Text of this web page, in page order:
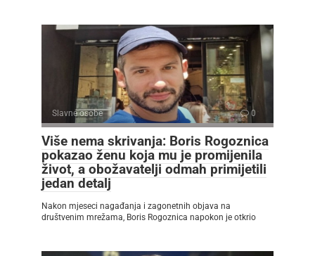
Slavne osobe 0
Više nema skrivanja: Boris Rogoznica
pokazao ženu koja mu je promijenila
život, a obožavatelji odmah primijetili
jedan detalj
Nakon mjeseci nagađanja i zagonetnih objava na
društvenim mrežama, Boris Rogoznica napokon je otkrio